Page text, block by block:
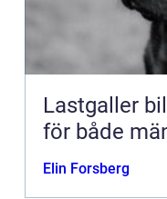
Lastgaller bil tryggare transport
för både
Elin Forsberg